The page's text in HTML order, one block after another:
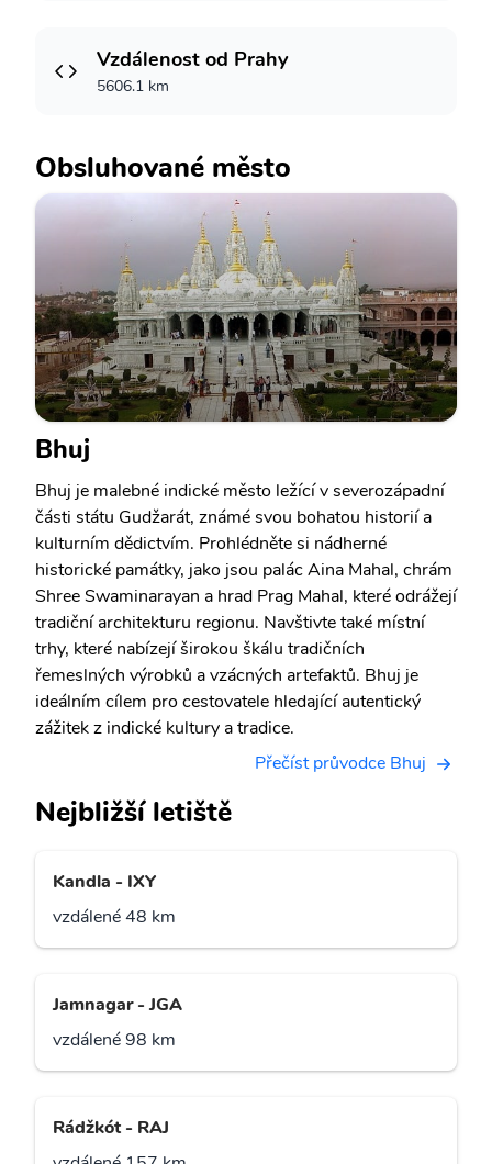
Vzdálenost od Prahy
5606.1 km
Obsluhované město
Bhuj
Bhuj je malebné indické město ležící v severozápadní
části státu Gudžarát, známé svou bohatou historií a
kulturním dědictvím. Prohlédněte si nádherné
historické památky, jako jsou palác Aina Mahal, chrám
Shree Swaminarayan a hrad Prag Mahal, které odrážejí
tradiční architekturu regionu. Navštivte také místní
trhy, které nabízejí širokou škálu tradičních
řemeslných výrobků a vzácných artefaktů. Bhuj je
ideálním cílem pro cestovatele hledající autentický
zážitek z indické kultury a tradice.
Přečíst průvodce Bhuj
Nejbližší letiště
Kandla - IXY
vzdálené 48 km
Jamnagar - JGA
vzdálené 98 km
Rádžkót - RAJ